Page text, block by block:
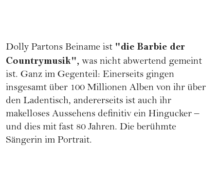
Dolly Partons Beiname ist "die Barbie der
Countrymusik", was nicht abwertend gemeint
ist. Ganz im Gegenteil: Einerseits gingen
insgesamt über 100 Millionen Alben von ihr über
den Ladentisch, andererseits ist auch ihr
makelloses Aussehens definitiv ein Hingucker –
und dies mit fast 80 Jahren. Die berühmte
Sängerin im Portrait.